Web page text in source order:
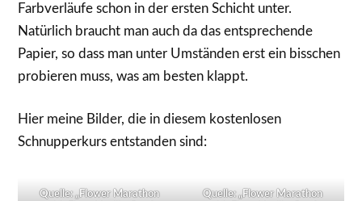
Farbverläufe schon in der ersten Schicht unter.
Natürlich braucht man auch da das entsprechende
Papier, so dass man unter Umständen erst ein bisschen
probieren muss, was am besten klappt.
Hier meine Bilder, die in diesem kostenlosen
Schnupperkurs entstanden sind:
Quelle: „Flower Marathon
Quelle: „Flower Marathon